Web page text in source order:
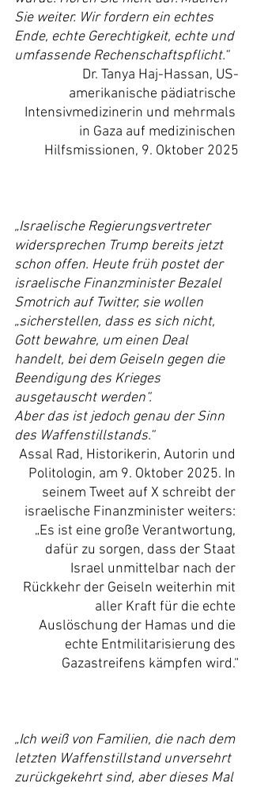
Sie weiter. Wir fordern ein echtes
Ende, echte Gerechtigkeit, echte und
umfassende Rechenschaftspflicht.“
Dr. Tanya Haj-Hassan, US-
amerikanische pädiatrische
Intensivmedizinerin und mehrmals
in Gaza auf medizinischen
Hilfsmissionen, 9. Oktober 2025
„Israelische Regierungsvertreter
widersprechen Trump bereits jetzt
schon offen. Heute früh postet der
israelische Finanzminister Bezalel
Smotrich auf Twitter, sie wollen
„sicherstellen, dass es sich nicht,
Gott bewahre, um einen Deal
handelt, bei dem Geiseln gegen die
Beendigung des Krieges
ausgetauscht werden“.
Aber das ist jedoch genau der Sinn
des Waffenstillstands.“
Assal Rad, Historikerin, Autorin und
Politologin, am 9. Oktober 2025. In
seinem Tweet auf X schreibt der
israelische Finanzminister weiters:
„Es ist eine große Verantwortung,
dafür zu sorgen, dass der Staat
Israel unmittelbar nach der
Rückkehr der Geiseln weiterhin mit
aller Kraft für die echte
Auslöschung der Hamas und die
echte Entmilitarisierung des
Gazastreifens kämpfen wird.“
„Ich weiß von Familien, die nach dem
letzten Waffenstillstand unversehrt
zurückgekehrt sind, aber dieses Mal